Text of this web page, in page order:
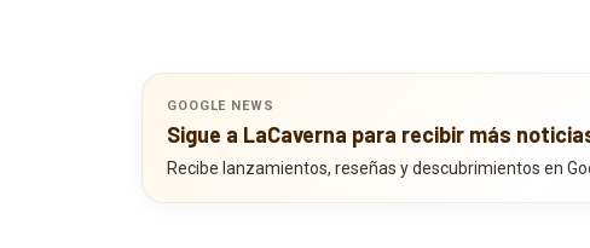
GOOGLE NEWS
Sigue a LaCaverna para recibir más
Recibe lanzamientos, reseñas y descubrimientos en